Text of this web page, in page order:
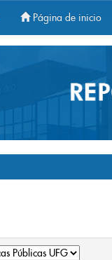
Página de inicio